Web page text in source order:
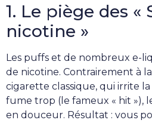
1. Le piège des «
nicotine »
Les puffs et de nombreux e-
de nicotine. Contrairement à
cigarette classique, qui irrite
fume trop (le fameux « hit »),
en douceur. Résultat : vous